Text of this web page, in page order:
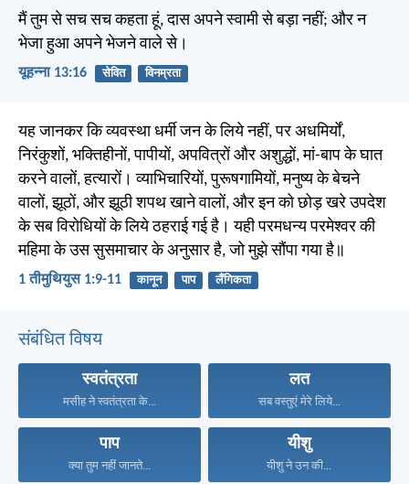
मैं तुम से सच सच कहता हूं, दास अपने स्वामी से बड़ा नहीं; और न
भेजा हुआ अपने भेजने वाले से।
यूहन्ना 13:16 सेवित विनम्रता
यह जानकर कि व्यवस्था धर्मी जन के लिये नहीं, पर अधमिर्यों,
निरंकुशों, भक्तिहीनों, पापीयों, अपवित्रों और अशुद्धों, मां-बाप के घात
करने वालों, हत्यारों। व्याभिचारियों, पुरूषगामियों, मनुष्य के बेचने
वालों, झूठों, और झूठी शपथ खाने वालों, और इन को छोड़ खरे उपदेश
के सब विरोधियों के लिये ठहराई गई है। यही परमधन्य परमेश्वर की
महिमा के उस सुसमाचार के अनुसार है, जो मुझे सौंपा गया है॥
1 तीमुथियुस 1:9-11 कानून पाप लैंगिकता
संबंधित विषय
स्वतंत्रता
मसीह ने स्वतंत्रता के...
लत
सब वस्तुएं मेरे लिये...
पाप
क्या तुम नहीं जानते...
यीशु
यीशु ने उन की...